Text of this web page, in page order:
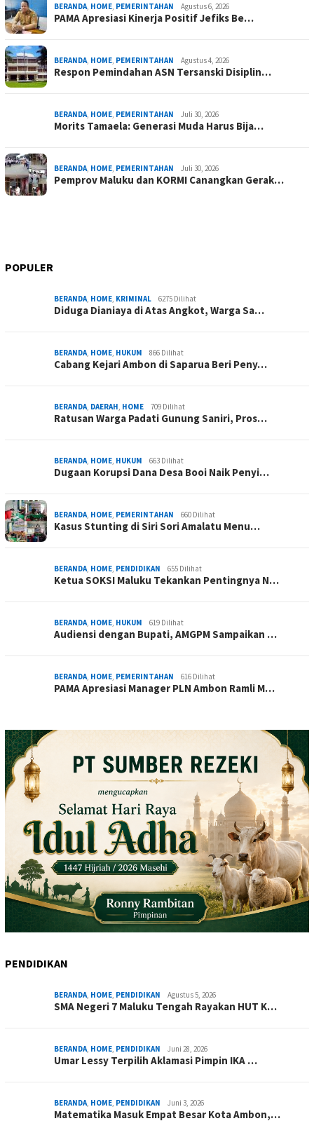
BERANDA, HOME, PEMERINTAHAN Agustus 6, 2026
PAMA Apresiasi Kinerja Positif Jefiks Be…
BERANDA, HOME, PEMERINTAHAN Agustus 4, 2026
Respon Pemindahan ASN Tersanski Disiplin…
BERANDA, HOME, PEMERINTAHAN Juli 30, 2026
Morits Tamaela: Generasi Muda Harus Bija…
BERANDA, HOME, PEMERINTAHAN Juli 30, 2026
Pemprov Maluku dan KORMI Canangkan Gerak…
POPULER
BERANDA, HOME, KRIMINAL 6275 Dilihat
Diduga Dianiaya di Atas Angkot, Warga Sa…
BERANDA, HOME, HUKUM 866 Dilihat
Cabang Kejari Ambon di Saparua Beri Peny…
BERANDA, DAERAH, HOME 709 Dilihat
Ratusan Warga Padati Gunung Saniri, Pros…
BERANDA, HOME, HUKUM 663 Dilihat
Dugaan Korupsi Dana Desa Booi Naik Penyi…
BERANDA, HOME, PEMERINTAHAN 660 Dilihat
Kasus Stunting di Siri Sori Amalatu Menu…
BERANDA, HOME, PENDIDIKAN 655 Dilihat
Ketua SOKSI Maluku Tekankan Pentingnya N…
BERANDA, HOME, HUKUM 619 Dilihat
Audiensi dengan Bupati, AMGPM Sampaikan …
BERANDA, HOME, PEMERINTAHAN 616 Dilihat
PAMA Apresiasi Manager PLN Ambon Ramli M…
PENDIDIKAN
BERANDA, HOME, PENDIDIKAN Agustus 5, 2026
SMA Negeri 7 Maluku Tengah Rayakan HUT K…
BERANDA, HOME, PENDIDIKAN Juni 28, 2026
Umar Lessy Terpilih Aklamasi Pimpin IKA …
BERANDA, HOME, PENDIDIKAN Juni 3, 2026
Matematika Masuk Empat Besar Kota Ambon,…